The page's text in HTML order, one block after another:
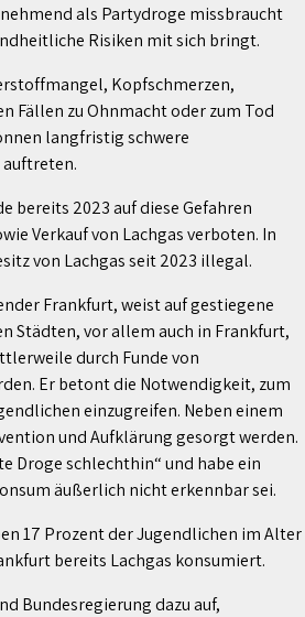
als Partydroge missbraucht
Risiken mit sich bringt.
Kopfschmerzen,
Fällen zu Ohnmacht oder zum Tod
langfristig schwere
bereits 2023 auf diese Gefahren
Verkauf von Lachgas verboten. In
von Lachgas seit 2023 illegal.
Frankfurt, weist auf gestiegene
Städten, vor allem auch in Frankfurt,
durch Funde von
Er betont die Notwendigkeit, zum
einzugreifen. Neben einem
und Aufklärung gesorgt werden.
Droge schlechthin“ und habe ein
äußerlich nicht erkennbar sei.
17 Prozent der Jugendlichen im Alter
bereits Lachgas konsumiert.
Bundesregierung dazu auf,